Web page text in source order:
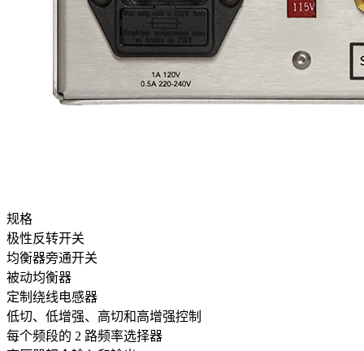
规格
极性反转开关
均衡器旁通开关
被动均衡器
定制绕线电感器
低切、低增强、高切和高增强控制
每个频段的 2 路频率选择器